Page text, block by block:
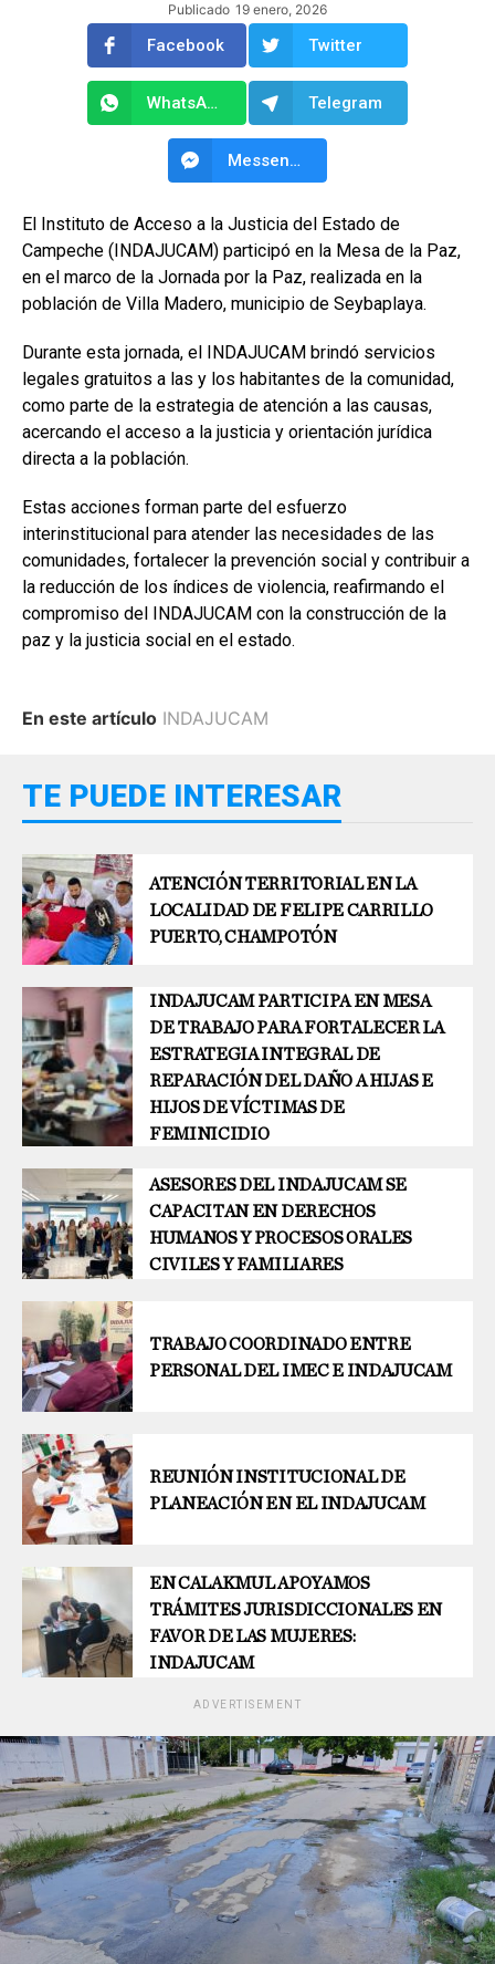
Publicado 19 enero, 2026
Facebook Twitter
WhatsApp Telegram
Messenger
El Instituto de Acceso a la Justicia del Estado de
Campeche (INDAJUCAM) participó en la Mesa de la Paz,
en el marco de la Jornada por la Paz, realizada en la
población de Villa Madero, municipio de Seybaplaya.
Durante esta jornada, el INDAJUCAM brindó servicios
legales gratuitos a las y los habitantes de la comunidad,
como parte de la estrategia de atención a las causas,
acercando el acceso a la justicia y orientación jurídica
directa a la población.
Estas acciones forman parte del esfuerzo
interinstitucional para atender las necesidades de las
comunidades, fortalecer la prevención social y contribuir a
la reducción de los índices de violencia, reafirmando el
compromiso del INDAJUCAM con la construcción de la
paz y la justicia social en el estado.
En este artículo INDAJUCAM
TE PUEDE INTERESAR
ATENCIÓN TERRITORIAL EN LA
LOCALIDAD DE FELIPE CARRILLO
PUERTO, CHAMPOTÓN
INDAJUCAM PARTICIPA EN MESA
DE TRABAJO PARA FORTALECER LA
ESTRATEGIA INTEGRAL DE
REPARACIÓN DEL DAÑO A HIJAS E
HIJOS DE VÍCTIMAS DE
FEMINICIDIO
ASESORES DEL INDAJUCAM SE
CAPACITAN EN DERECHOS
HUMANOS Y PROCESOS ORALES
CIVILES Y FAMILIARES
TRABAJO COORDINADO ENTRE
PERSONAL DEL IMEC E INDAJUCAM
REUNIÓN INSTITUCIONAL DE
PLANEACIÓN EN EL INDAJUCAM
EN CALAKMUL APOYAMOS
TRÁMITES JURISDICCIONALES EN
FAVOR DE LAS MUJERES:
INDAJUCAM
ADVERTISEMENT